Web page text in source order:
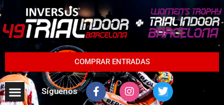
COMPRAR ENTRADAS
Síguenos